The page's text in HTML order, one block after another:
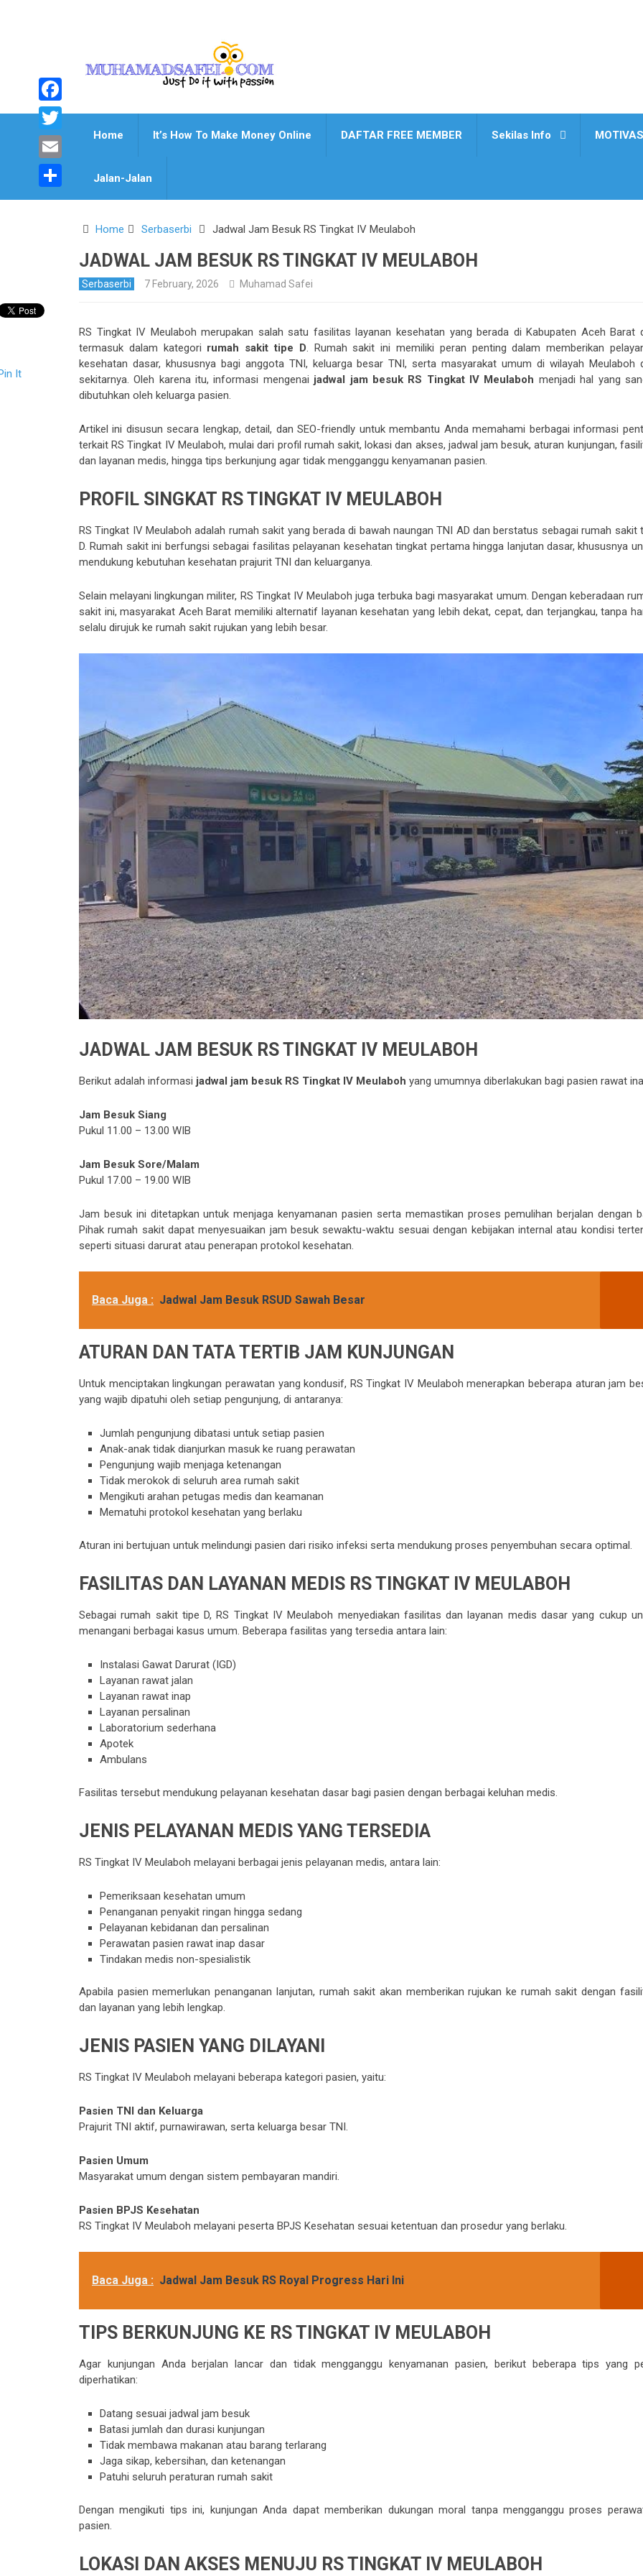
Home It’s How To Make Money Online DAFTAR FREE MEMBER Sekilas Info
Jalan-Jalan
Home Serbaserbi Jadwal Jam Besuk RS Tingkat IV Meulaboh
JADWAL JAM BESUK RS TINGKAT IV MEULABOH
Serbaserbi 7 February, 2026 Muhamad Safei
RS Tingkat IV Meulaboh merupakan salah satu fasilitas layanan kesehatan yang berada di Kabupaten Aceh Barat
termasuk dalam kategori rumah sakit tipe D. Rumah sakit ini memiliki peran penting dalam memberikan
kesehatan dasar, khususnya bagi anggota TNI, keluarga besar TNI, serta masyarakat umum di wilayah Meulaboh
sekitarnya. Oleh karena itu, informasi mengenai jadwal jam besuk RS Tingkat IV Meulaboh menjadi hal yang
dibutuhkan oleh keluarga pasien.
Artikel ini disusun secara lengkap, detail, dan SEO-friendly untuk membantu Anda memahami berbagai informasi
terkait RS Tingkat IV Meulaboh, mulai dari profil rumah sakit, lokasi dan akses, jadwal jam besuk, aturan kunjungan,
dan layanan medis, hingga tips berkunjung agar tidak mengganggu kenyamanan pasien.
PROFIL SINGKAT RS TINGKAT IV MEULABOH
RS Tingkat IV Meulaboh adalah rumah sakit yang berada di bawah naungan TNI AD dan berstatus sebagai rumah sakit
D. Rumah sakit ini berfungsi sebagai fasilitas pelayanan kesehatan tingkat pertama hingga lanjutan dasar, khususnya
mendukung kebutuhan kesehatan prajurit TNI dan keluarganya.
Selain melayani lingkungan militer, RS Tingkat IV Meulaboh juga terbuka bagi masyarakat umum. Dengan keberadaan
sakit ini, masyarakat Aceh Barat memiliki alternatif layanan kesehatan yang lebih dekat, cepat, dan terjangkau, tanpa
selalu dirujuk ke rumah sakit rujukan yang lebih besar.
JADWAL JAM BESUK RS TINGKAT IV MEULABOH
Berikut adalah informasi jadwal jam besuk RS Tingkat IV Meulaboh yang umumnya diberlakukan bagi pasien rawat
Jam Besuk Siang
Pukul 11.00 – 13.00 WIB
Jam Besuk Sore/Malam
Pukul 17.00 – 19.00 WIB
Jam besuk ini ditetapkan untuk menjaga kenyamanan pasien serta memastikan proses pemulihan berjalan dengan
Pihak rumah sakit dapat menyesuaikan jam besuk sewaktu-waktu sesuai dengan kebijakan internal atau kondisi
seperti situasi darurat atau penerapan protokol kesehatan.
Baca Juga : Jadwal Jam Besuk RSUD Sawah Besar
ATURAN DAN TATA TERTIB JAM KUNJUNGAN
Untuk menciptakan lingkungan perawatan yang kondusif, RS Tingkat IV Meulaboh menerapkan beberapa aturan jam
yang wajib dipatuhi oleh setiap pengunjung, di antaranya:
Jumlah pengunjung dibatasi untuk setiap pasien
Anak-anak tidak dianjurkan masuk ke ruang perawatan
Pengunjung wajib menjaga ketenangan
Tidak merokok di seluruh area rumah sakit
Mengikuti arahan petugas medis dan keamanan
Mematuhi protokol kesehatan yang berlaku
Aturan ini bertujuan untuk melindungi pasien dari risiko infeksi serta mendukung proses penyembuhan secara optimal.
FASILITAS DAN LAYANAN MEDIS RS TINGKAT IV MEULABOH
Sebagai rumah sakit tipe D, RS Tingkat IV Meulaboh menyediakan fasilitas dan layanan medis dasar yang cukup
menangani berbagai kasus umum. Beberapa fasilitas yang tersedia antara lain:
Instalasi Gawat Darurat (IGD)
Layanan rawat jalan
Layanan rawat inap
Layanan persalinan
Laboratorium sederhana
Apotek
Ambulans
Fasilitas tersebut mendukung pelayanan kesehatan dasar bagi pasien dengan berbagai keluhan medis.
JENIS PELAYANAN MEDIS YANG TERSEDIA
RS Tingkat IV Meulaboh melayani berbagai jenis pelayanan medis, antara lain:
Pemeriksaan kesehatan umum
Penanganan penyakit ringan hingga sedang
Pelayanan kebidanan dan persalinan
Perawatan pasien rawat inap dasar
Tindakan medis non-spesialistik
Apabila pasien memerlukan penanganan lanjutan, rumah sakit akan memberikan rujukan ke rumah sakit dengan
dan layanan yang lebih lengkap.
JENIS PASIEN YANG DILAYANI
RS Tingkat IV Meulaboh melayani beberapa kategori pasien, yaitu:
Pasien TNI dan Keluarga
Prajurit TNI aktif, purnawirawan, serta keluarga besar TNI.
Pasien Umum
Masyarakat umum dengan sistem pembayaran mandiri.
Pasien BPJS Kesehatan
RS Tingkat IV Meulaboh melayani peserta BPJS Kesehatan sesuai ketentuan dan prosedur yang berlaku.
Baca Juga : Jadwal Jam Besuk RS Royal Progress Hari Ini
TIPS BERKUNJUNG KE RS TINGKAT IV MEULABOH
Agar kunjungan Anda berjalan lancar dan tidak mengganggu kenyamanan pasien, berikut beberapa tips yang
diperhatikan:
Datang sesuai jadwal jam besuk
Batasi jumlah dan durasi kunjungan
Tidak membawa makanan atau barang terlarang
Jaga sikap, kebersihan, dan ketenangan
Patuhi seluruh peraturan rumah sakit
Dengan mengikuti tips ini, kunjungan Anda dapat memberikan dukungan moral tanpa mengganggu proses
pasien.
LOKASI DAN AKSES MENUJU RS TINGKAT IV MEULABOH
It
Facebook
Twitter
Email
Share